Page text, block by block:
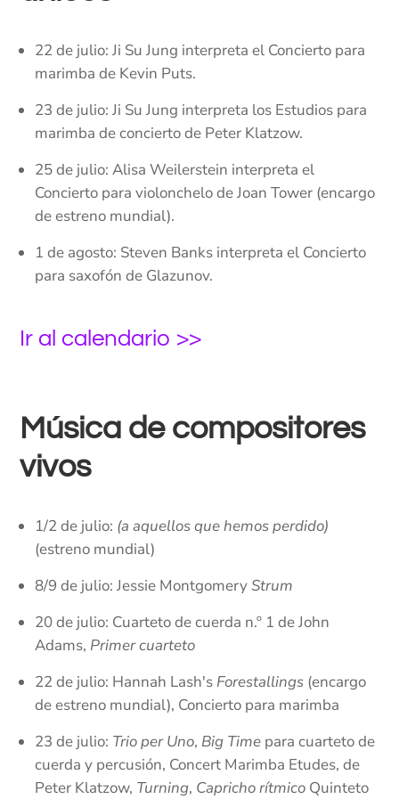
22 de julio: Ji Su Jung interpreta el Concierto para
marimba de Kevin Puts.
23 de julio: Ji Su Jung interpreta los Estudios para
marimba de concierto de Peter Klatzow.
25 de julio: Alisa Weilerstein interpreta el
Concierto para violonchelo de Joan Tower (encargo
de estreno mundial).
1 de agosto: Steven Banks interpreta el Concierto
para saxofón de Glazunov.
Ir al calendario >>
Música de compositores
vivos
1/2 de julio: (a aquellos que hemos perdido)
(estreno mundial)
8/9 de julio: Jessie MontgomeryStrum
20 de julio: Cuarteto de cuerda n.º 1 de John
Adams, Primer cuarteto
22 de julio: Hannah Lash's Forestallings (encargo
de estreno mundial), Concierto para marimba
23 de julio: Trio per Uno, Big Time para cuarteto de
cuerda y percusión, Concert Marimba Etudes, de
Peter Klatzow, Turning, Capricho rítmico Quinteto